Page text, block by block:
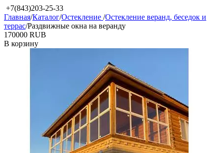
+7(843)203-25-33
Главная/Каталог/Остекление /Остекление веранд, беседок и
террас/Раздвижные окна на веранду
‍170000‍ RUB
В корзину